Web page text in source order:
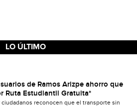
LO ÚLTIMO
de Ramos Arizpe ahorro que
Ruta Estudiantil Gratuita*
ciudadanos reconocen que el transporte sin